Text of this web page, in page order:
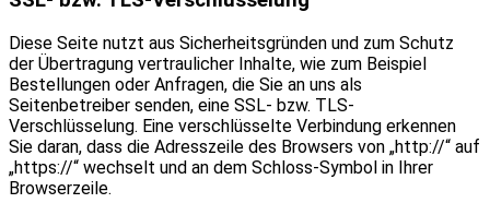
Diese Seite nutzt aus Sicherheitsgründen und zum Schutz
der Übertragung vertraulicher Inhalte, wie zum Beispiel
Bestellungen oder Anfragen, die Sie an uns als
Seitenbetreiber senden, eine SSL- bzw. TLS-
Verschlüsselung. Eine verschlüsselte Verbindung erkennen
Sie daran, dass die Adresszeile des Browsers von „http://“ auf
„https://“ wechselt und an dem Schloss-Symbol in Ihrer
Browserzeile.